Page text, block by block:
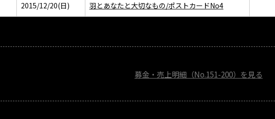
2015/12/20(日) 羽とあなたと大切なもの/ポストカードNo4
募金・売上明細（No.151-200）を見る